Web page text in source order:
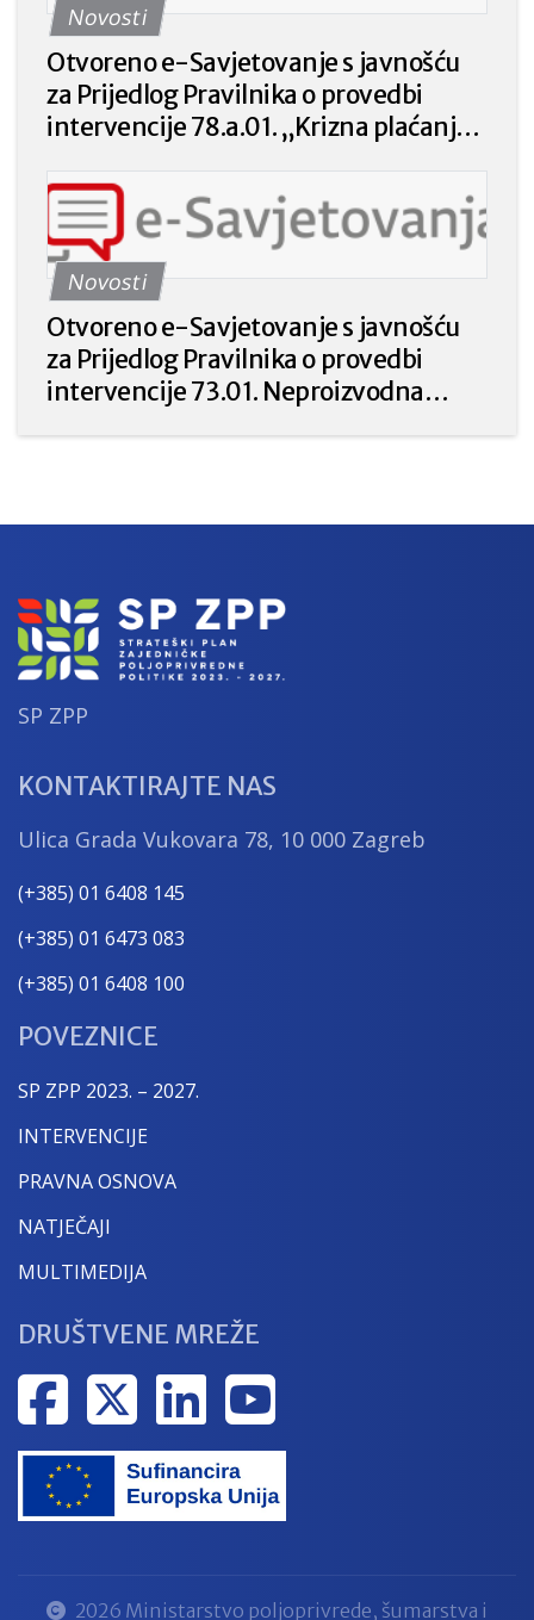
Novosti
Otvoreno e-Savjetovanje s javnošću
za Prijedlog Pravilnika o provedbi
intervencije 78.a.01. „Krizna plaćanja
katastrofa, nepovoljnih klimatskih
prilika ili katastrofalnih događaja“ iz
Strateškog plana Zajedničke
poljoprivredne politike Republike
Hrvatske 2023. – 2027. godine.
Novosti
Otvoreno e-Savjetovanje s javnošću
za Prijedlog Pravilnika o provedbi
intervencije 73.01. Neproizvodna
Hrvatske 2023. – 2027.
SP ZPP
KONTAKTIRAJTE NAS
Ulica Grada Vukovara 78, 10 000 Zagreb
(+385) 01 6408 145
(+385) 01 6473 083
(+385) 01 6408 100
POVEZNICE
SP ZPP 2023. – 2027.
INTERVENCIJE
PRAVNA OSNOVA
NATJEČAJI
MULTIMEDIJA
DRUŠTVENE MREŽE
2026 Ministarstvo poljoprivrede, šumarstva i